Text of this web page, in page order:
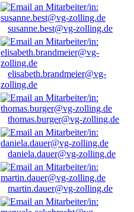
susanne.best@vg-zolling.de
elisabeth.brandmeier@vg-
zolling.de
thomas.burger@vg-zolling.de
daniela.dauer@vg-zolling.de
martin.dauer@vg-zolling.de